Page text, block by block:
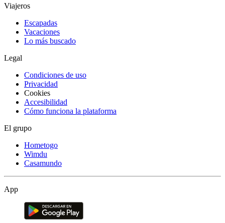
Viajeros
Escapadas
Vacaciones
Lo más buscado
Legal
Condiciones de uso
Privacidad
Cookies
Accesibilidad
Cómo funciona la plataforma
El grupo
Hometogo
Wimdu
Casamundo
App